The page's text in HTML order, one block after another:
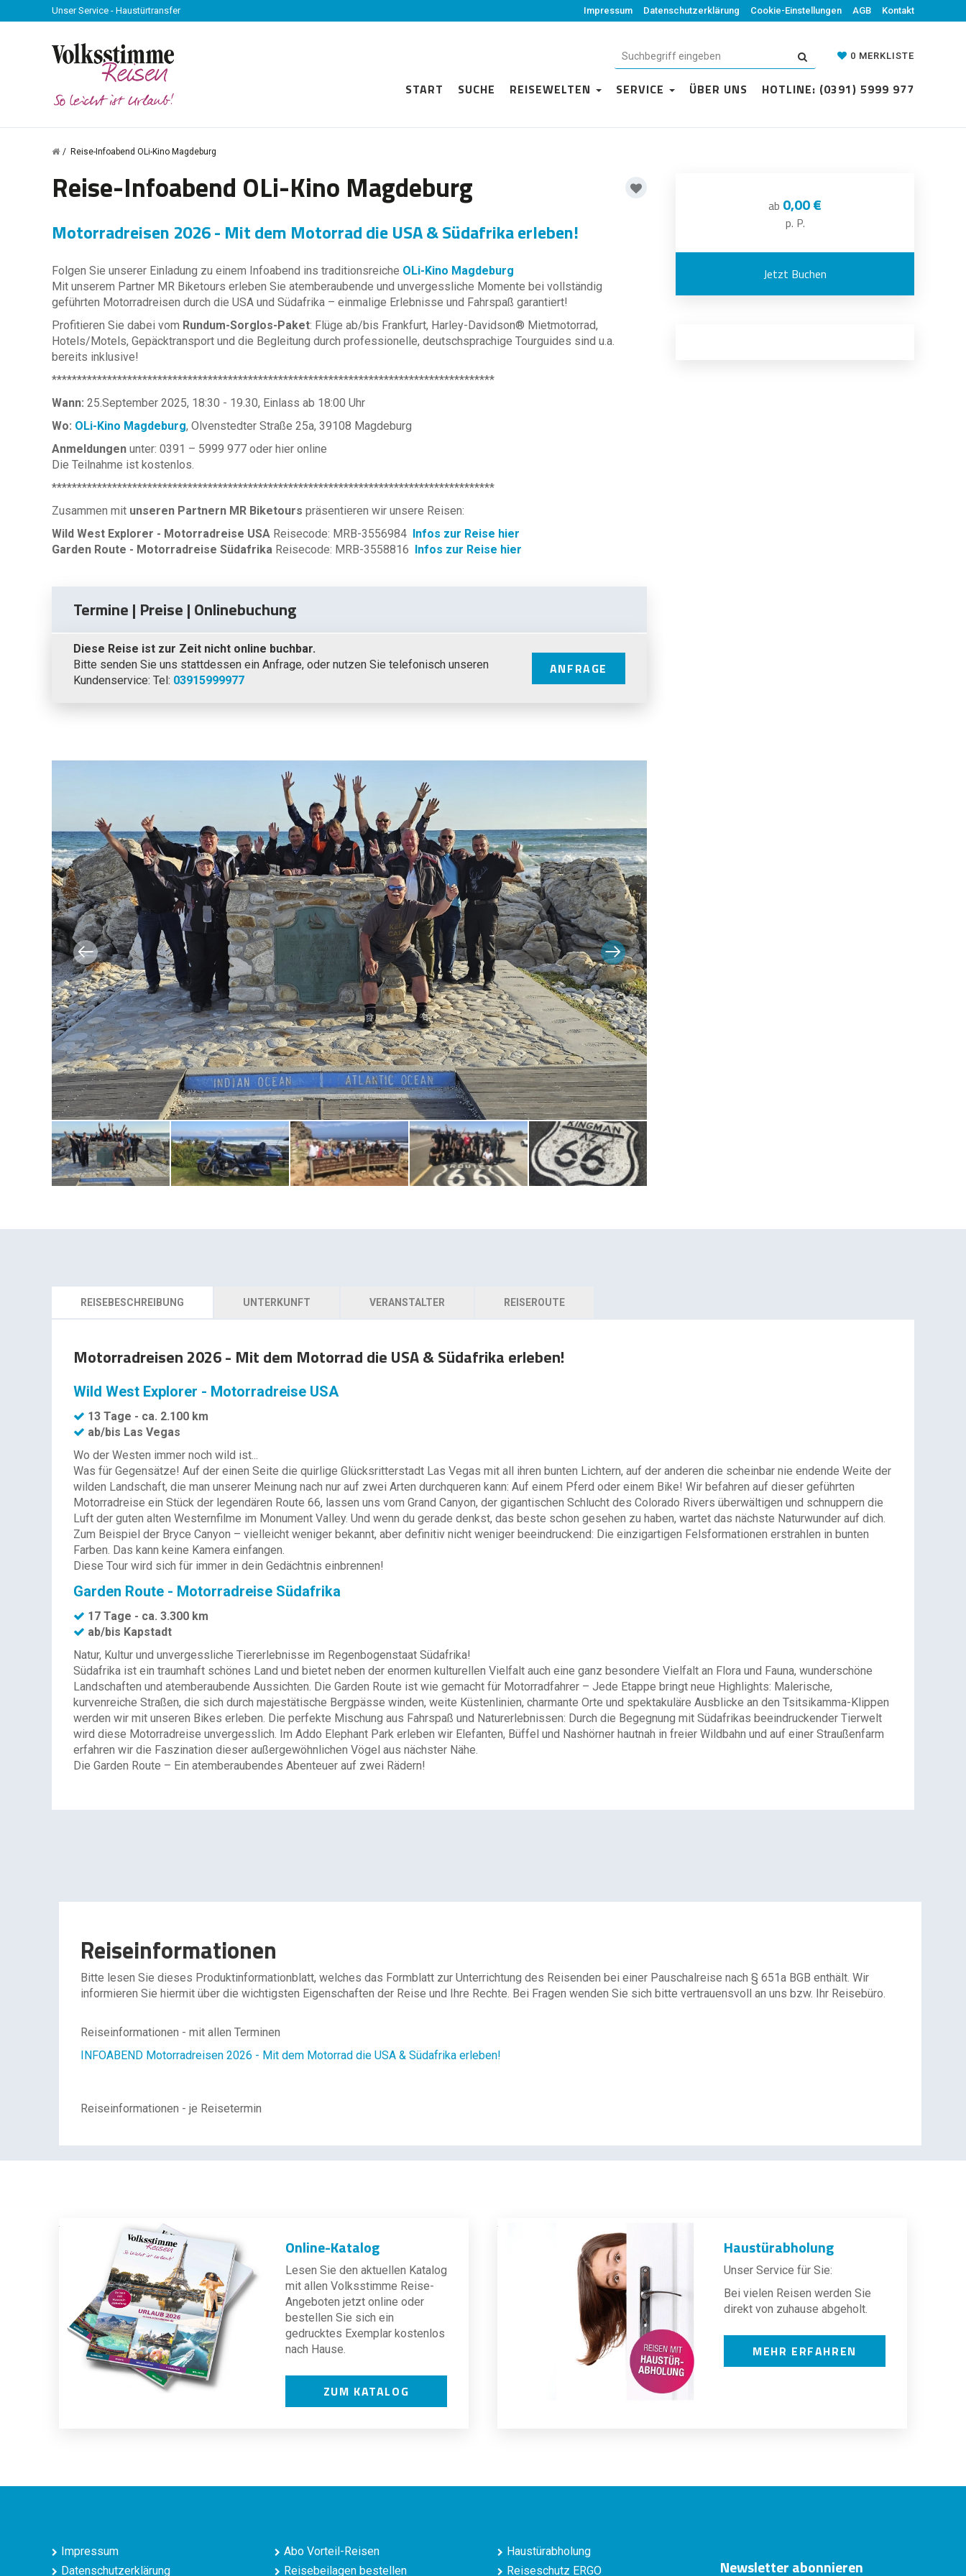
Unser Service - Haustürtransfer Impressum Datenschutzerklärung Cookie-Einstellungen AGB Kontakt
0 MERKLISTE
START SUCHE REISEWELTEN SERVICE ÜBER UNS HOTLINE: (0391) 5999 977
Reise-Infoabend OLi-Kino Magdeburg
Reise-Infoabend OLi-Kino Magdeburg
Motorradreisen 2026 - Mit dem Motorrad die USA & Südafrika erleben!
Folgen Sie unserer Einladung zu einem Infoabend ins traditionsreiche OLi-Kino Magdeburg
Mit unserem Partner MR Biketours erleben Sie atemberaubende und unvergessliche Momente bei vollständig
geführten Motorradreisen durch die USA und Südafrika – einmalige Erlebnisse und Fahrspaß garantiert!
Profitieren Sie dabei vom Rundum-Sorglos-Paket: Flüge ab/bis Frankfurt, Harley-Davidson® Mietmotorrad,
Hotels/Motels, Gepäcktransport und die Begleitung durch professionelle, deutschsprachige Tourguides sind u.a.
bereits inklusive!
****************************************************************************************
Wann: 25.September 2025, 18:30 - 19.30, Einlass ab 18:00 Uhr
Wo: OLi-Kino Magdeburg, Olvenstedter Straße 25a, 39108 Magdeburg
Anmeldungen unter: 0391 – 5999 977 oder hier online
Die Teilnahme ist kostenlos.
****************************************************************************************
Zusammen mit unseren Partnern MR Biketours präsentieren wir unsere Reisen:
Wild West Explorer - Motorradreise USA Reisecode: MRB-3556984 Infos zur Reise hier
Garden Route - Motorradreise Südafrika Reisecode: MRB-3558816 Infos zur Reise hier
Termine | Preise | Onlinebuchung
Diese Reise ist zur Zeit nicht online buchbar.
Bitte senden Sie uns stattdessen ein Anfrage, oder nutzen Sie telefonisch unseren
Kundenservice: Tel: 03915999977
ANFRAGE
ab 0,00 €
p. P.
Jetzt Buchen
REISEBESCHREIBUNG UNTERKUNFT VERANSTALTER REISEROUTE
Motorradreisen 2026 - Mit dem Motorrad die USA & Südafrika erleben!
Wild West Explorer - Motorradreise USA
13 Tage - ca. 2.100 km
ab/bis Las Vegas
Wo der Westen immer noch wild ist...
Was für Gegensätze! Auf der einen Seite die quirlige Glücksritterstadt Las Vegas mit all ihren bunten Lichtern, auf der anderen die scheinbar nie endende Weite der
wilden Landschaft, die man unserer Meinung nach nur auf zwei Arten durchqueren kann: Auf einem Pferd oder einem Bike! Wir befahren auf dieser geführten
Motorradreise ein Stück der legendären Route 66, lassen uns vom Grand Canyon, der gigantischen Schlucht des Colorado Rivers überwältigen und schnuppern die
Luft der guten alten Westernfilme im Monument Valley. Und wenn du gerade denkst, das beste schon gesehen zu haben, wartet das nächste Naturwunder auf dich.
Zum Beispiel der Bryce Canyon – vielleicht weniger bekannt, aber definitiv nicht weniger beeindruckend: Die einzigartigen Felsformationen erstrahlen in bunten
Farben. Das kann keine Kamera einfangen.
Diese Tour wird sich für immer in dein Gedächtnis einbrennen!
Garden Route - Motorradreise Südafrika
17 Tage - ca. 3.300 km
ab/bis Kapstadt
Natur, Kultur und unvergessliche Tiererlebnisse im Regenbogenstaat Südafrika!
Südafrika ist ein traumhaft schönes Land und bietet neben der enormen kulturellen Vielfalt auch eine ganz besondere Vielfalt an Flora und Fauna, wunderschöne
Landschaften und atemberaubende Aussichten. Die Garden Route ist wie gemacht für Motorradfahrer – Jede Etappe bringt neue Highlights: Malerische,
kurvenreiche Straßen, die sich durch majestätische Bergpässe winden, weite Küstenlinien, charmante Orte und spektakuläre Ausblicke an den Tsitsikamma-Klippen
werden wir mit unseren Bikes erleben. Die perfekte Mischung aus Fahrspaß und Naturerlebnissen: Durch die Begegnung mit Südafrikas beeindruckender Tierwelt
wird diese Motorradreise unvergesslich. Im Addo Elephant Park erleben wir Elefanten, Büffel und Nashörner hautnah in freier Wildbahn und auf einer Straußenfarm
erfahren wir die Faszination dieser außergewöhnlichen Vögel aus nächster Nähe.
Die Garden Route – Ein atemberaubendes Abenteuer auf zwei Rädern!
Reiseinformationen
Bitte lesen Sie dieses Produktinformationblatt, welches das Formblatt zur Unterrichtung des Reisenden bei einer Pauschalreise nach § 651a BGB enthält. Wir
informieren Sie hiermit über die wichtigsten Eigenschaften der Reise und Ihre Rechte. Bei Fragen wenden Sie sich bitte vertrauensvoll an uns bzw. Ihr Reisebüro.
Reiseinformationen - mit allen Terminen
INFOABEND Motorradreisen 2026 - Mit dem Motorrad die USA & Südafrika erleben!
Reiseinformationen - je Reisetermin
Online-Katalog
Lesen Sie den aktuellen Katalog
mit allen Volksstimme Reise-
Angeboten jetzt online oder
bestellen Sie sich ein
gedrucktes Exemplar kostenlos
nach Hause.
ZUM KATALOG
Haustürabholung
Unser Service für Sie:
Bei vielen Reisen werden Sie
direkt von zuhause abgeholt.
MEHR ERFAHREN
Impressum
Datenschutzerklärung
Abo Vorteil-Reisen
Reisebeilagen bestellen
Haustürabholung
Reiseschutz ERGO
Newsletter abonnieren